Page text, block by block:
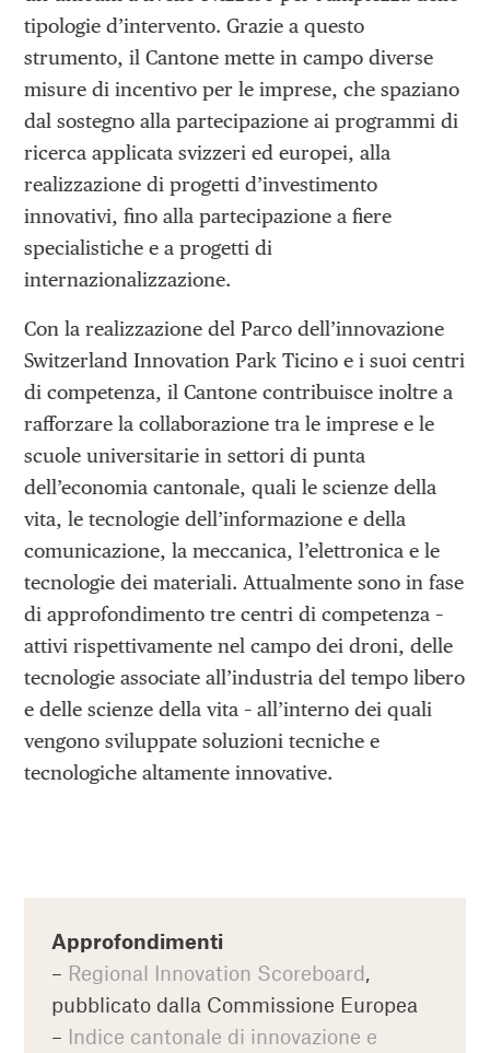
tipologie d’intervento. Grazie a questo
strumento, il Cantone mette in campo diverse
misure di incentivo per le imprese, che spaziano
dal sostegno alla partecipazione ai programmi di
ricerca applicata svizzeri ed europei, alla
realizzazione di progetti d’investimento
innovativi, fino alla partecipazione a fiere
specialistiche e a progetti di
internazionalizzazione.
Con la realizzazione del Parco dell’innovazione
Switzerland Innovation Park Ticino e i suoi centri
di competenza, il Cantone contribuisce inoltre a
rafforzare la collaborazione tra le imprese e le
scuole universitarie in settori di punta
dell’economia cantonale, quali le scienze della
vita, le tecnologie dell’informazione e della
comunicazione, la meccanica, l’elettronica e le
tecnologie dei materiali. Attualmente sono in fase
di approfondimento tre centri di competenza –
attivi rispettivamente nel campo dei droni, delle
tecnologie associate all’industria del tempo libero
e delle scienze della vita – all’interno dei quali
vengono sviluppate soluzioni tecniche e
tecnologiche altamente innovative.
Approfondimenti
– Regional Innovation Scoreboard,
pubblicato dalla Commissione Europea
– Indice cantonale di innovazione e